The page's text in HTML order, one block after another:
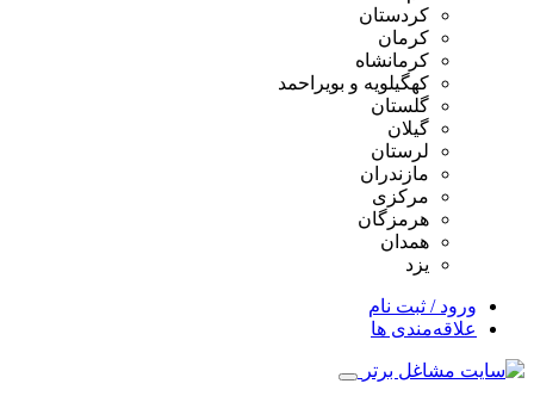
کردستان
کرمان
کرمانشاه
کهگیلویه و بویراحمد
گلستان
گیلان
لرستان
مازندران
مرکزی
هرمزگان
همدان
یزد
ورود / ثبت نام
علاقه‌مندی ها